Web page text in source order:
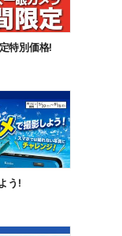
特別価格!
う!